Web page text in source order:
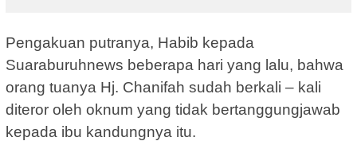
Pengakuan putranya, Habib kepada
Suaraburuhnews beberapa hari yang lalu, bahwa
orang tuanya Hj. Chanifah sudah berkali – kali
diteror oleh oknum yang tidak bertanggungjawab
kepada ibu kandungnya itu.